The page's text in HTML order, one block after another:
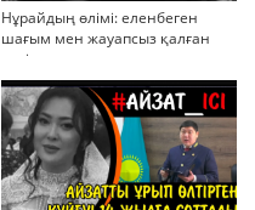
Нұрайдың өлімі: еленбеген
шағым мен жауапсыз қалған
қауіп